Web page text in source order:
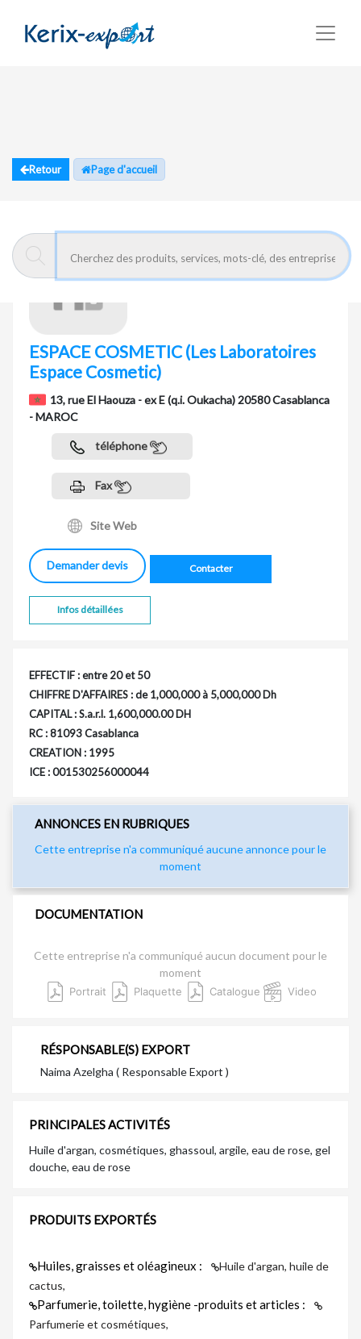
Retour Page d'accueil
ESPACE COSMETIC(Les Laboratoires
Espace Cosmetic)
13, rue El Haouza - ex E (q.i. Oukacha) 20580 Casablanca
- MAROC
téléphone
Fax
Site Web
Demander devis Contacter
Infos détaillées
EFFECTIF : entre 20 et 50
CHIFFRE D'AFFAIRES : de 1,000,000 à 5,000,000 Dh
CAPITAL : S.a.r.l. 1,600,000.00 DH
RC : 81093 Casablanca
CREATION : 1995
ICE : 001530256000044
ANNONCES EN RUBRIQUES
Cette entreprise n'a communiqué aucune annonce pour le
moment
DOCUMENTATION
Cette entreprise n'a communiqué aucun document pour le
moment
Portrait Plaquette Catalogue Video
RÉSPONSABLE(S) EXPORT
Naima Azelgha ( Responsable Export )
PRINCIPALES ACTIVITÉS
Huile d'argan, cosmétiques, ghassoul, argile, eau de rose, gel
douche, eau de rose
PRODUITS EXPORTÉS
Huiles, graisses et oléagineux :
Huile d'argan, huile de
cactus,
Parfumerie, toilette, hygiène -produits et articles :
Parfumerie et cosmétiques,